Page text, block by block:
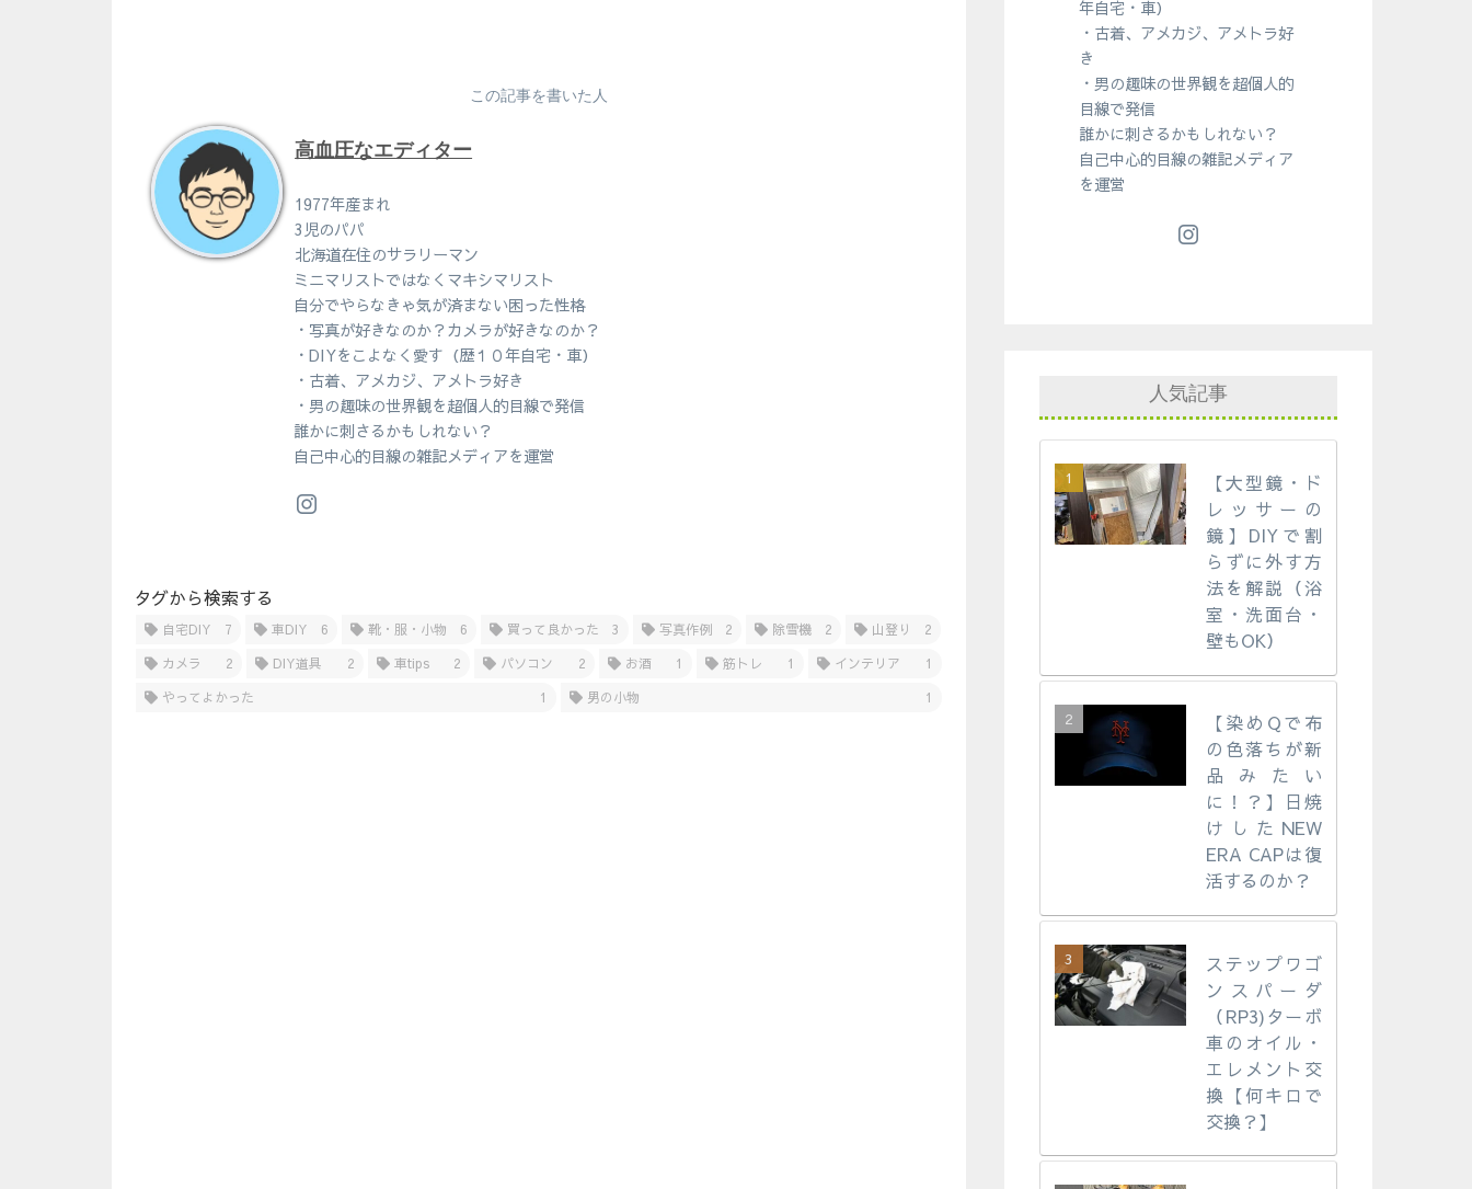
この記事を書いた人
高血圧なエディター
1977年産まれ
3児のパパ
北海道在住のサラリーマン
ミニマリストではなくマキシマリスト
自分でやらなきゃ気が済まない困った性格
・写真が好きなのか？カメラが好きなのか？
・DIYをこよなく愛す（歴１０年自宅・車）
・古着、アメカジ、アメトラ好き
・男の趣味の世界観を超個人的目線で発信
誰かに刺さるかもしれない？
自己中心的目線の雑記メディアを運営
タグから検索する
自宅DIY 7 車DIY 6 靴・服・小物 6 買って良かった 3 写真作例 2 除雪機 2 山登り
2
カメラ
2 DIY道具 2 車tips 2 パソコン 2 お酒 1 筋トレ 1 インテリア
1
やってよかった
1 男の小物 1
年自宅・車）
・古着、アメカジ、アメトラ好
き
・男の趣味の世界観を超個人的
目線で発信
誰かに刺さるかもしれない？
自己中心的目線の雑記メディア
を運営
人気記事
【大型鏡・ド
レッサーの
鏡】DIYで割
らずに外す方
法を解説（浴
室・洗面台・
壁もOK）
【染めQで布
の色落ちが新
品みたい
に！？】日焼
けしたNEW
ERA CAPは復
活するのか？
ステップワゴ
ンスパーダ
（RP3)ターボ
車のオイル・
エレメント交
換【何キロで
交換？】